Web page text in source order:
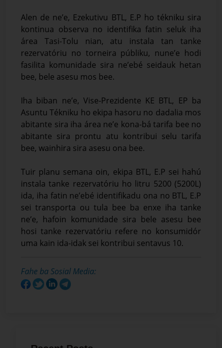
Alen de ne’e, Ezekutivu BTL, E.P ho tékniku sira
kontinua observa no identifika fatin seluk iha
área Tasi-Tolu nian, atu instala tan tanke
rezervatóriu no torneira públiku, nune’e hodi
fasilita komunidade sira ne’ebé seidauk hetan
bee, bele asesu mos bee.
Iha biban ne’e, Vise-Prezidente KE BTL, EP ba
Asuntu Tékniku ho ekipa hasoru no dadalia mos
abitante sira iha área ne’e kona-bá tarifa bee no
abitante sira prontu atu kontribui selu tarifa
bee, wainhira sira asesu ona bee.
Tuir planu semana oin, ekipa BTL, E.P sei hahú
instala tanke rezervatóriu ho litru 5200 (5200L)
ida, iha fatin ne’ebé identifikadu ona no BTL, E.P
sei transporta ou tula bee ba enxe iha tanke
ne’e, hafoin komunidade sira bele asesu bee
hosi tanke rezervatóriu refere no konsumidór
uma kain ida-idak sei kontribui sentavus 10.
Fahe ba Sosial Media: